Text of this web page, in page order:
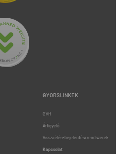
GYORSLINKEK
GVH
Árfigyelő
Visszaélés-bejelentési rendszerek
Kapcsolat